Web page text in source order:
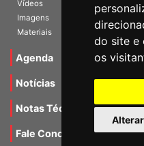
do site e
os
Vídeos
Imagens
Materiais
Agenda
Notícias
Notas Técnicas
Fale Conocsco